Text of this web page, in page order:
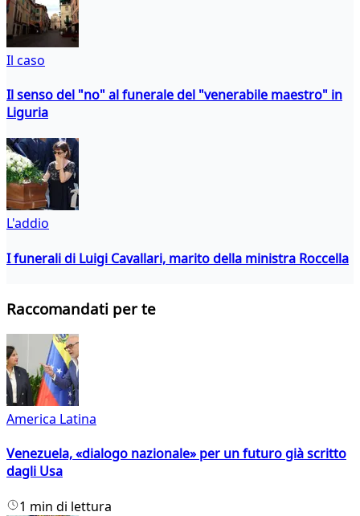
Il caso
Il senso del "no" al funerale del "venerabile maestro" in
Liguria
L'addio
I funerali di Luigi Cavallari, marito della ministra Roccella
Raccomandati per te
America Latina
Venezuela, «dialogo nazionale» per un futuro già scritto
dagli Usa
1 min di lettura